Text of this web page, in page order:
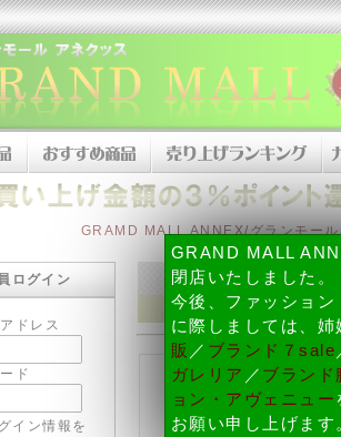
について|お支払い方法について
GRAMD MALL ANNEX/グランモー
ログイン
ドレス
ド
イン情報を
GRAND MALL
閉店いたしました。
今後、ファッショ
に際しましては、
販 ／ ブランド７sale
ガレリア ／ ブランド
ョン・アヴェニュー
お願い申し上げます